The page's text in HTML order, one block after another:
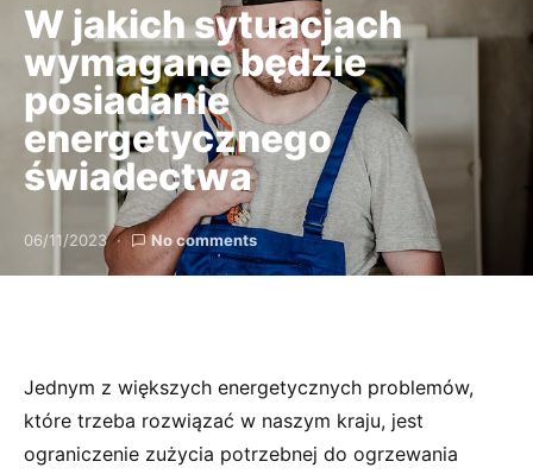
W jakich sytuacjach
wymagane będzie
posiadanie
energetycznego
świadectwa
06/11/2023 No comments
Jednym z większych energetycznych problemów,
które trzeba rozwiązać w naszym kraju, jest
ograniczenie zużycia potrzebnej do ogrzewania